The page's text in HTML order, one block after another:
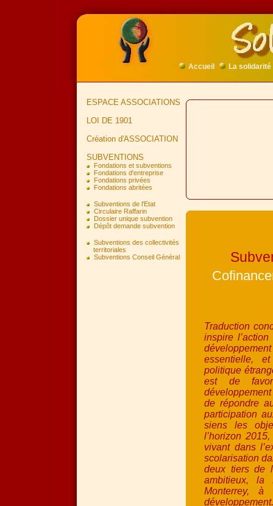
Accueil La solidarité
ESPACE ASSOCIATIONS
LOI DE 1901
Création d'ASSOCIATION
SUBVENTIONS
Fondations et subventions
Fondations d'entreprise
Fondations privées
Fondations abritées
Subventions de l'Etat
Circulaire Raffarin
Dossier unique subvention
Dépôt demande subvention
Subventions des collectivités
territoriales
Subventions Conseil Général
Traduction
inspire
essentielle,
politique
est de
de répondre
participation
siens les
l’horizon
vivant dans
scolarisation
deux tiers de
ambitieux, la
Monterrey,
développement.